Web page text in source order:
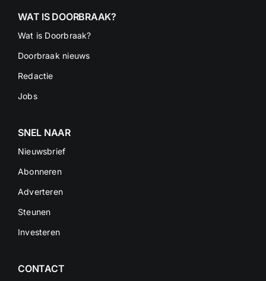
WAT IS DOORBRAAK?
Wat is Doorbraak?
Doorbraak nieuws
Redactie
Jobs
SNEL NAAR
Nieuwsbrief
Abonneren
Adverteren
Steunen
Investeren
CONTACT